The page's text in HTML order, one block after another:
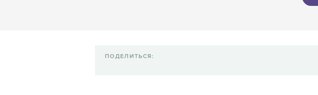
ПОДЕЛИТЬСЯ: